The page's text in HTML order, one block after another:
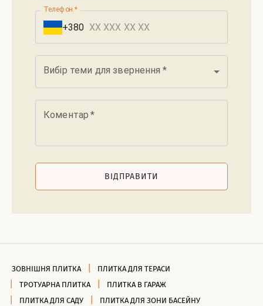
Телефон *
+380
Вибір теми для звернення *
Коментар *
ВІДПРАВИТИ
ЗОВНІШНЯ ПЛИТКА
ПЛИТКА ДЛЯ ТЕРАСИ
ТРОТУАРНА ПЛИТКА
ПЛИТКА В ГАРАЖ
ПЛИТКА ДЛЯ САДУ
ПЛИТКА ДЛЯ ЗОНИ БАСЕЙНУ